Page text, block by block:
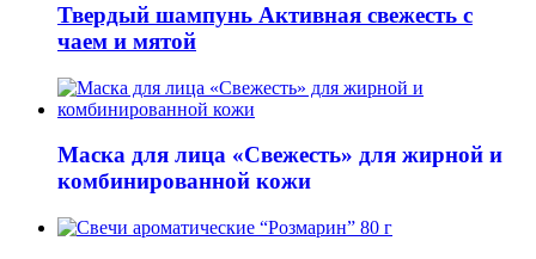
Твердый шампунь Активная свежесть с
чаем и мятой
Маска для лица «Свежесть» для жирной и
комбинированной кожи